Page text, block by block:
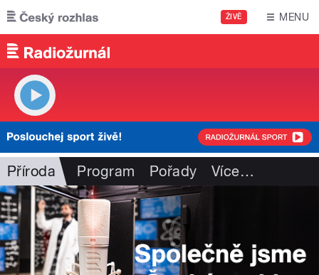
Přejít k hlavnímu obsahu
ŽIVĚ MENU
Příroda Program Pořady Více…